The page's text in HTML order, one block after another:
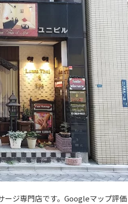
ージ専門店です。Googleマップ評価